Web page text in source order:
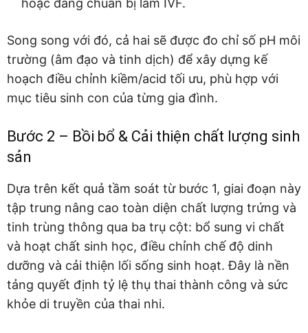
hoặc đang chuẩn bị làm IVF.
Song song với đó, cả hai sẽ được đo chỉ số pH môi
trường (âm đạo và tinh dịch) để xây dựng kế
hoạch điều chỉnh kiềm/acid tối ưu, phù hợp với
mục tiêu sinh con của từng gia đình.
Bước 2 – Bồi bổ & Cải thiện chất lượng sinh
sản
Dựa trên kết quả tầm soát từ bước 1, giai đoạn này
tập trung nâng cao toàn diện chất lượng trứng và
tinh trùng thông qua ba trụ cột: bổ sung vi chất
và hoạt chất sinh học, điều chỉnh chế độ dinh
dưỡng và cải thiện lối sống sinh hoạt. Đây là nền
tảng quyết định tỷ lệ thụ thai thành công và sức
khỏe di truyền của thai nhi.